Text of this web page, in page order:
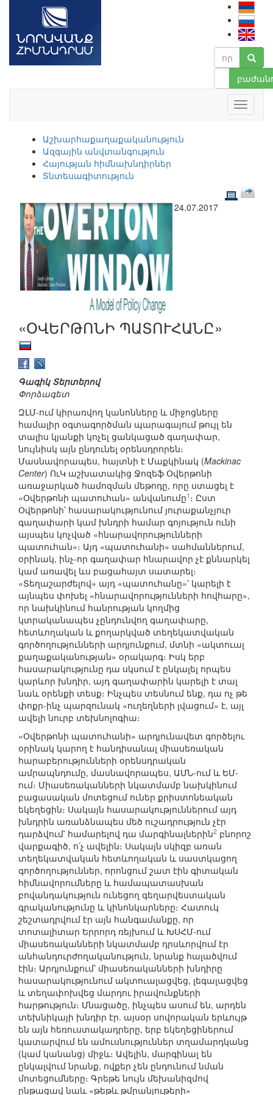
Աշխարհաքաղաքականություն
Ազգային անվտանգություն
Հայության հիմնախնդիրներ
Տնտեսագիտություն
24.07.2017
«ՕՎԵՐԹՈՆԻ ՊԱՏՈՒՀԱՆԸ»
Գագիկ Տերտերով
Փորձագետ
ԶԼՄ-ում կիրառվող կանոնները և միջոցները
համալիր օգտագործման պարագայում թույլ են
տալիս կյանքի կոչել ցանկացած գաղափար,
նույնիսկ այն ընդունել օրենսդրորեն։
Մասնավորապես, հայտնի է Մաքկինակ (Mackinac
Center) ՈւԿ աշխատակից Ջոզեֆ Օվերթոնի
առաջարկած համոզման մեթոդը, որը ստացել է
«Օվերթոնի պատուհան» անվանումը1 ։ Ըստ
Օվերթոնի՝ հասարակությունում յուրաքանչյուր
գաղափարի կամ խնդրի համար գոյություն ունի
այսպես կոչված «հնարավորությունների
պատուհան»։ Այդ «պատուհանի» սահմաններում,
օրինակ, ինչ-որ գաղափար հնարավոր չէ քննարկել
կամ առավել ևս բացահայտ սատարել։
«Տեղաշարժելով» այդ «պատուհանը»՝ կարելի է
այնպես փոխել «հնարավորությունների հովհարը»,
որ նախկինում հանրության կողմից
կտրականապես չընդունվող գաղափարը,
հետևողական և քողարկված տեղեկատվական
գործողությունների արդյունքում, մտնի «ակտուալ
քաղաքականության» օրակարգ։ Իսկ երբ
հասարակությունը դա սկսում է ընկալել որպես
կարևոր խնդիր, այդ գաղափարին կարելի է տալ
նաև օրենքի տեսք։ Ինչպես տեսնում ենք, դա ոչ թե
փոքր-ինչ պարզունակ «ուղեղների լվացում» է, այլ
ավելի նուրբ տեխնոլոգիա։
«Օվերթոնի պատուհանի» արդյունավետ գործելու
օրինակ կարող է հանդիսանալ միասեռական
հարաբերությունների օրենսդրական
ամրապնդումը, մասնավորապես, ԱՄՆ-ում և ԵՄ-
ում։ Միասեռականների նկատմամբ նախկինում
բացասական մոտեցում ուներ քրիստոնեական
եկեղեցին։ Սակայն հասարակություններում այդ
խնդրին առանձնապես մեծ ուշադրություն չէր
դարձվում՝ համարելով դա մարգինալներին2 բնորոշ
վարքագիծ, ո՛չ ավելին։ Սակայն սկիզբ առան
տեղեկատվական հետևողական և սաստկացող
գործողություններ, որոնցում շատ էին գիտական
հիմնավորումները և համապատասխան
բովանդակություն ունեցող գեղարվեստական
գրականությունը և կինոնկարները։ Հատուկ
շեշտադրվում էր այն հանգամանքը, որ
տոտալիտար Երրորդ ռեյխում և ԽՍՀՄ-ում
միասեռականների նկատմամբ դրսևորվում էր
անհանդուրժողականություն, նրանք հալածվում
էին։ Արդյունքում՝ միասեռականների խնդիրը
հասարակությունում ակտուալացվեց, լեգալացվեց
և տեղափոխվեց մարդու իրավունքների
հարթություն։ Մնացածը, ինչպես ասում են, արդեն
տեխնիկայի խնդիր էր. այսօր սովորական երևույթ
են այն հեռուստակադրերը, երբ եկեղեցիներում
կատարվում են ամուսնություններ տղամարդկանց
(կամ կանանց) միջև։ Ավելին, մարգինալ են
ընկալվում նրանք, ովքեր չեն ընդունում նման
մոտեցումները։ Գրեթե նույն մեխանիզմով
ընթացավ նաև «թեթև թմրանյութերի»